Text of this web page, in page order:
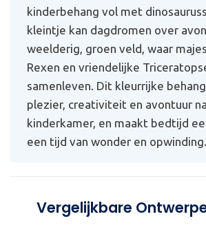
kinderbehang vol met
kleintje kan dagdromen over
weelderig, groen veld, waar
Rexen en vriendelijke
samenleven. Dit kleurrijke
plezier, creativiteit en avontuur
kinderkamer, en maakt bedtijd
een tijd van wonder en opwinding.
Vergelijkbare